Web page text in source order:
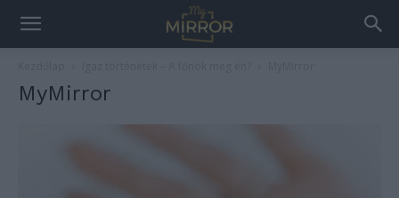
MyMirror